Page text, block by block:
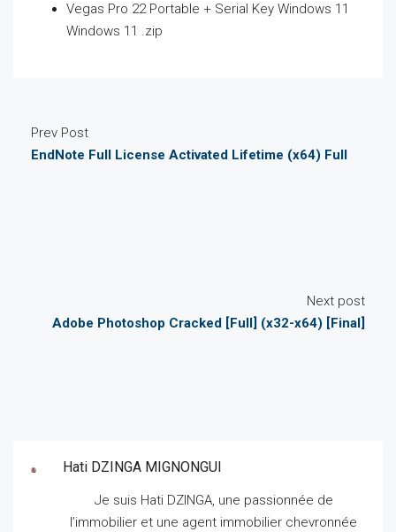
Vegas Pro 22 Portable + Serial Key Windows 11
Windows 11 .zip
Prev Post
EndNote Full License Activated Lifetime (x64) Full
Next post
Adobe Photoshop Cracked [Full] (x32-x64) [Final]
Hati DZINGA MIGNONGUI
Je suis Hati DZINGA, une passionnée de
l’immobilier et une agent immobilier chevronnée